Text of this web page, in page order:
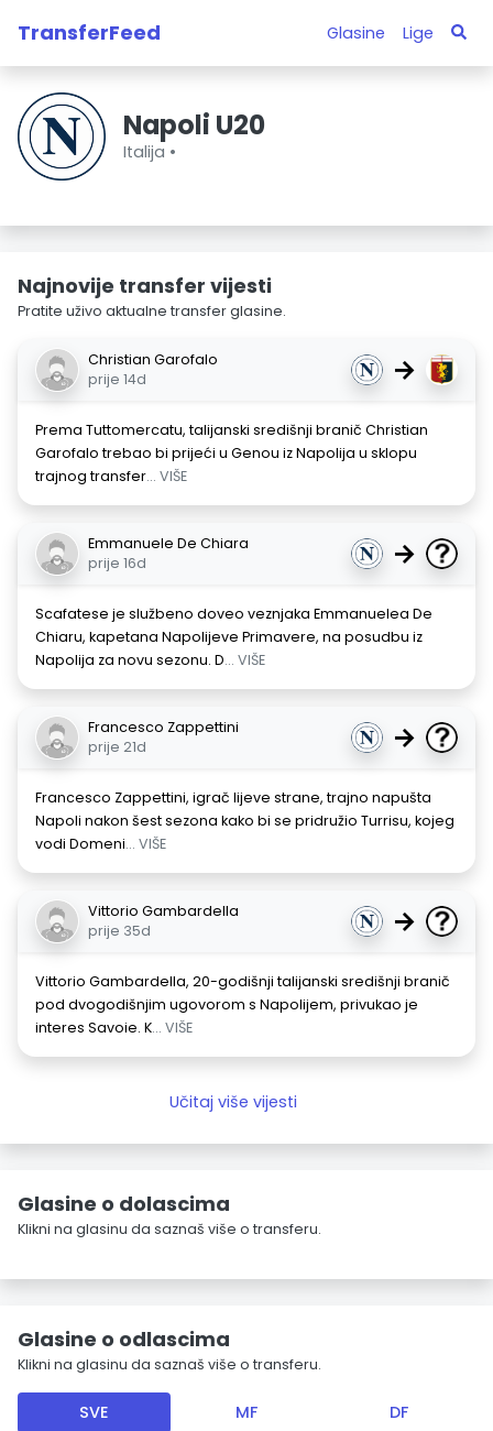
TransferFeed Glasine Lige
Napoli U20
Italija •
Najnovije transfer vijesti
Pratite uživo aktualne transfer glasine.
Christian Garofalo
prije 14d
→
Prema Tuttomercatu, talijanski središnji branič Christian
Garofalo trebao bi prijeći u Genou iz Napolija u sklopu
trajnog transfer... VIŠE
Emmanuele De Chiara
prije 16d
→
Scafatese je službeno doveo veznjaka Emmanuelea De
Chiaru, kapetana Napolijeve Primavere, na posudbu iz
Napolija za novu sezonu. D... VIŠE
Francesco Zappettini
prije 21d
→
Francesco Zappettini, igrač lijeve strane, trajno napušta
Napoli nakon šest sezona kako bi se pridružio Turrisu, kojeg
vodi Domeni... VIŠE
Vittorio Gambardella
prije 35d
→
Vittorio Gambardella, 20-godišnji talijanski središnji branič
pod dvogodišnjim ugovorom s Napolijem, privukao je
interes Savoie. K... VIŠE
Učitaj više vijesti
Glasine o dolascima
Klikni na glasinu da saznaš više o transferu.
Glasine o odlascima
Klikni na glasinu da saznaš više o transferu.
SVE MF DF